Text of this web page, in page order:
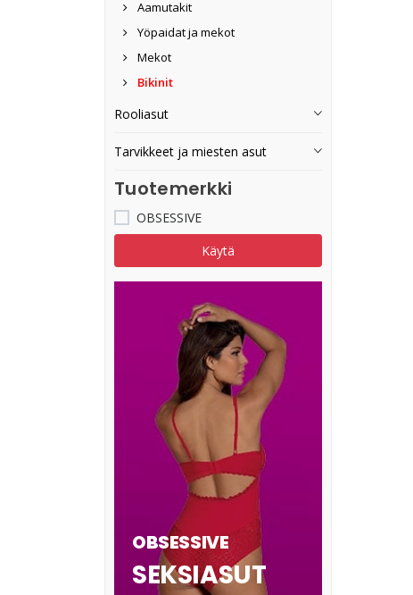
Aamutakit
Yöpaidat ja mekot
Mekot
Bikinit
Rooliasut
Tarvikkeet ja miesten asut
Tuotemerkki
OBSESSIVE
Käytä
OBSESSIVE
SEKSIASUT